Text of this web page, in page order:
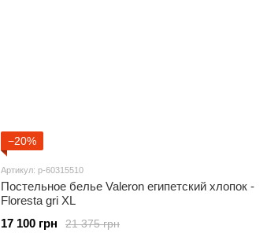
−20%
Артикул: p-60315510
Постельное белье Valeron египетский хлопок -
Floresta gri XL
21 375 грн
17 100 грн